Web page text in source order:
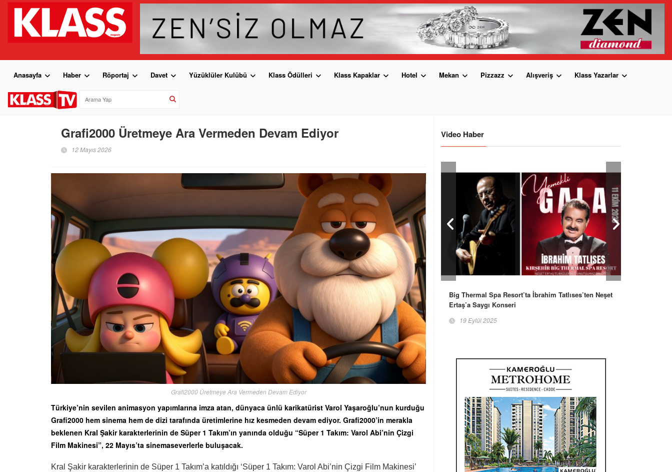
Anasayfa Haber Röportaj Davet Yüzüklüler Kulübü Klass Ödülleri Klass Kapaklar Hotel Mekan Pizzazz Alışveriş Klass Yazarlar
Grafi2000 Üretmeye Ara Vermeden Devam Ediyor
12 Mayıs 2026
Grafi2000 Üretmeye Ara Vermeden Devam Ediyor
Türkiye’nin sevilen animasyon yapımlarına imza atan, dünyaca ünlü karikatürist Varol Yaşaroğlu’nun kurduğu
Grafi2000 hem sinema hem de dizi tarafında üretimlerine hız kesmeden devam ediyor. Grafi2000’in merakla
beklenen Kral Şakir karakterlerinin de Süper 1 Takım’ın yanında olduğu “Süper 1 Takım: Varol Abi’nin Çizgi
Film Makinesi”, 22 Mayıs’ta sinemaseverlerle buluşacak.
Kral Şakir karakterlerinin de Süper 1 Takım’a katıldığı ‘Süper 1 Takım: Varol Abi’nin Çizgi Film Makinesi’
Video Haber
Big Thermal Spa Resort’ta İbrahim Tatlıses’ten Neşet
Ertaş’a Saygı Konseri
19 Eylül 2025